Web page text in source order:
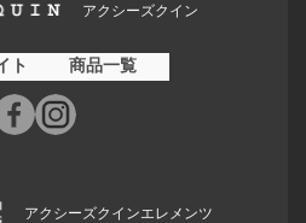
アクシーズクイン
ト 商品一覧
アクシーズクインエレメンツ